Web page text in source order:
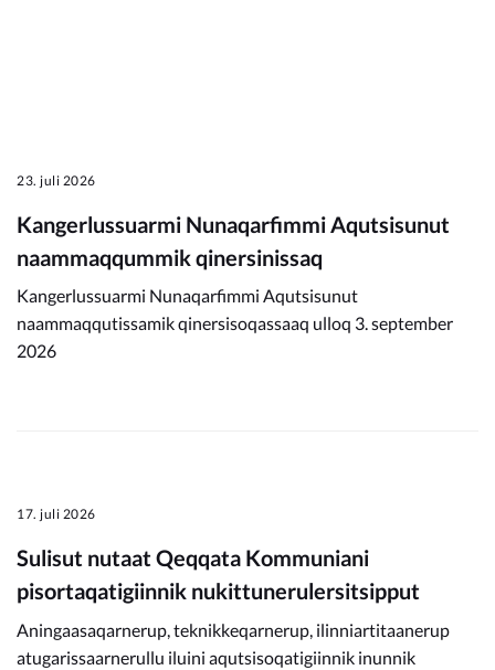
23. juli 2026
Kangerlussuarmi Nunaqarfimmi Aqutsisunut
naammaqqummik qinersinissaq
Kangerlussuarmi Nunaqarfimmi Aqutsisunut
naammaqqutissamik qinersisoqassaaq ulloq 3. september
2026
17. juli 2026
Sulisut nutaat Qeqqata Kommuniani
pisortaqatigiinnik nukittunerulersitsipput
Aningaasaqarnerup, teknikkeqarnerup, ilinniartitaanerup
atugarissaarnerullu iluini aqutsisoqatigiinnik inunnik